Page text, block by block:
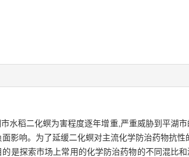
水稻二化螟为害程度逐年增重,严重威胁到平湖
影响。为了延缓二化螟对主流化学防治药物抗
是探索市场上常用的化学防治药物的不同混比